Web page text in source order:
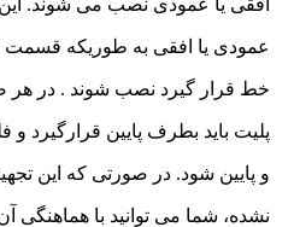
عمودی یا افقی به طوریکه
خط قرار گیرد نصب شوند . در هر
پلیت باید بطرف پایین قرارگیرد
و پایین شود. در صورتی که این
نشده، شما می توانید با هماهنگی